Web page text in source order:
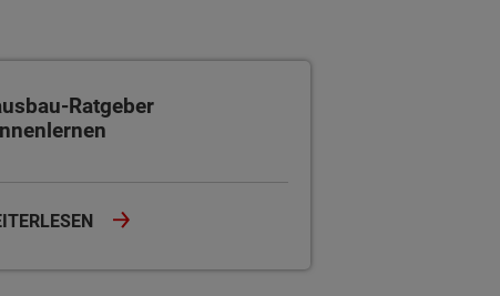
Ratgeber